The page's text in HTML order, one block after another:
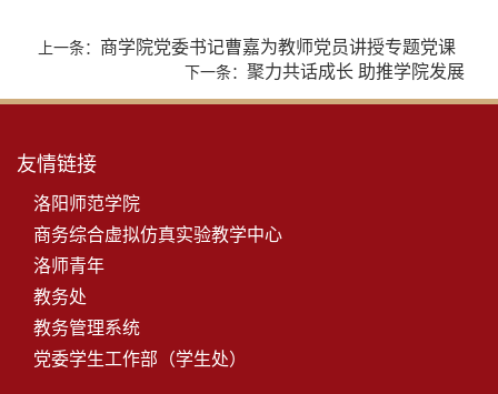
上一条： 商学院党委书记曹嘉为教师党员讲授专题党课
下一条： 聚力共话成长 助推学院发展
友情链接
洛阳师范学院
商务综合虚拟仿真实验教学中心
洛师青年
教务处
教务管理系统
党委学生工作部（学生处）